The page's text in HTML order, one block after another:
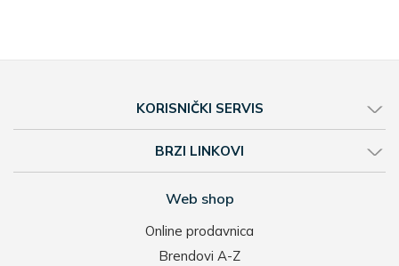
KORISNIČKI SERVIS
BRZI LINKOVI
Web shop
Online prodavnica
Brendovi A-Z